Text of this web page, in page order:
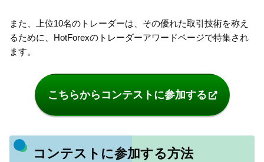
また、上位10名のトレーダーは、その優れた取引技術を称え
るために、HotForexのトレーダーアワードページで特集され
ます。
こちらからコンテストに参加する
コンテストに参加する方法